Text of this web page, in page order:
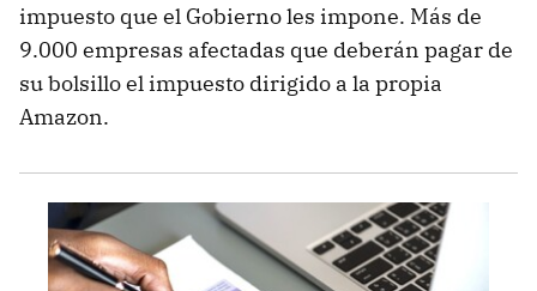
impuesto que el Gobierno les impone. Más de
9.000 empresas afectadas que deberán pagar de
su bolsillo el impuesto dirigido a la propia
Amazon.